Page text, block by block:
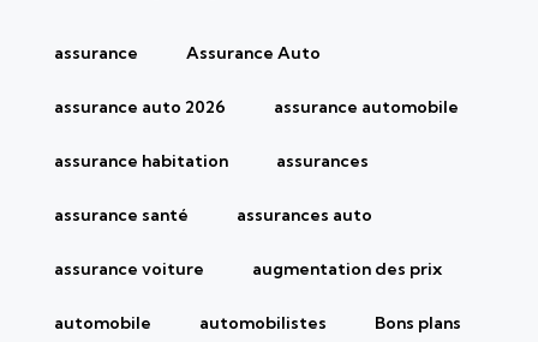
assurance Assurance Auto
assurance auto 2026 assurance automobile
assurance habitation assurances
assurance santé assurances auto
assurance voiture augmentation des prix
automobile automobilistes Bons plans